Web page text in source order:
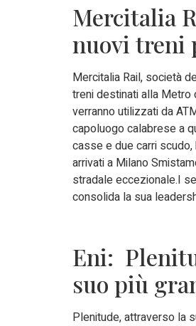
Mercitalia
nuovi treni
Mercitalia Rail, società
treni destinati alla Metro
verranno utilizzati da
capoluogo calabrese a
casse e due carri
arrivati a Milano
stradale eccezionale.I
consolida la sua
Eni:
suo più
Plenitude, attraverso la